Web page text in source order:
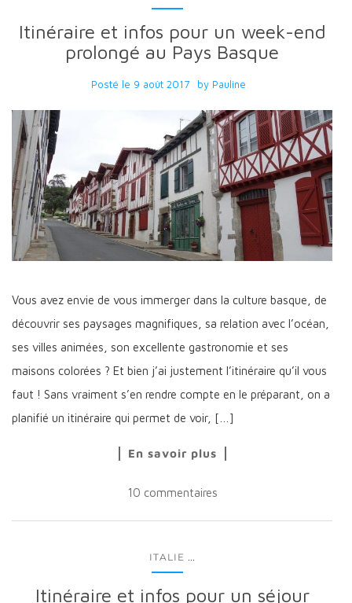
Itinéraire et infos pour un week-end
prolongé au Pays Basque
Posté le 9 août 2017 by Pauline
Vous avez envie de vous immerger dans la culture basque, de
découvrir ses paysages magnifiques, sa relation avec l’océan,
ses villes animées, son excellente gastronomie et ses
maisons colorées ? Et bien j’ai justement l’itinéraire qu’il vous
faut ! Sans vraiment s’en rendre compte en le préparant, on a
planifié un itinéraire qui permet de voir, […]
En savoir plus
10 commentaires
ITALIE
Itinéraire et infos pour un séjour